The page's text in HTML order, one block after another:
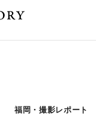
福岡・撮影レポート